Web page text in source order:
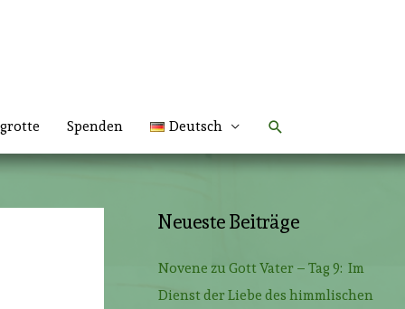
Spenden Deutsch Suchen
Neueste Beiträge
Novene zu Gott Vater – Tag 9: Im
Dienst der Liebe des himmlischen